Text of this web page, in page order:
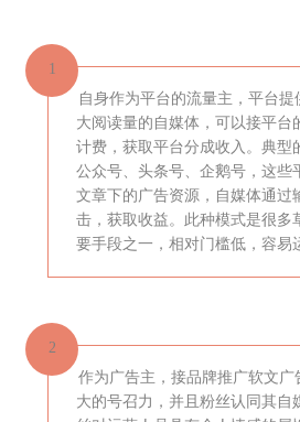
1
自身作为平台的流量主，平台
大阅读量的自媒体，可以接平台
计费，获取平台分成收入。典型
公众号、头条号、企鹅号，这些
文章下的广告资源，自媒体通过
击，获取收益。此种模式是很多
要手段之一，相对门槛低，容易
2
作为广告主，接品牌推广软文广
大的号召力，并且粉丝认同其自